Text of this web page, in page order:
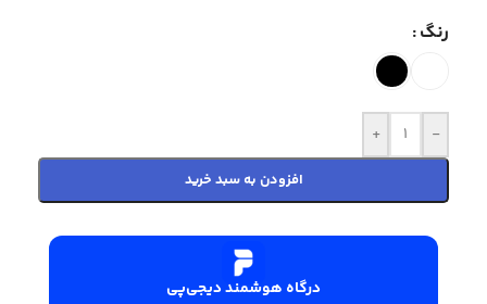
رنگ
-
+
افزودن به سبد خرید
درگاه هوشمند دیجی‌پی